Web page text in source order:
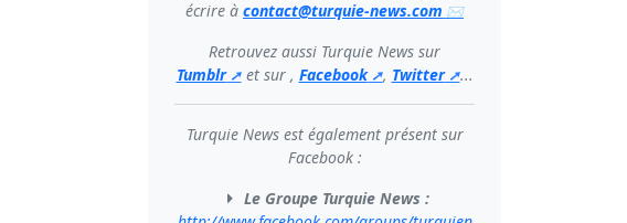
écrire à contact@turquie-news.com
Retrouvez aussi Turquie News sur
Tumblr
et sur , Facebook , Twitter ...
Turquie News est également présent sur
Facebook :
Le Groupe Turquie News :